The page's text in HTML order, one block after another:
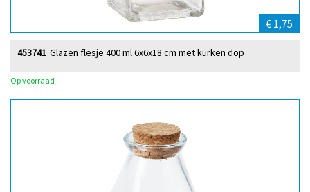
€ 1,75
Glazen flesje 400 ml 6x6x18 cm met kurken dop
453741
Op voorraad